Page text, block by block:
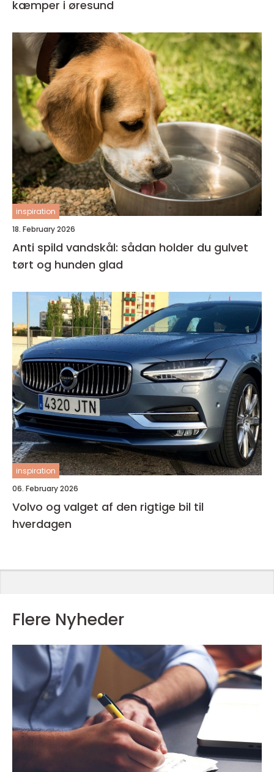
kæmper i øresund
inspiration
18. February 2026
Anti spild vandskål: sådan holder du gulvet
tørt og hunden glad
inspiration
06. February 2026
Volvo og valget af den rigtige bil til
hverdagen
Flere Nyheder